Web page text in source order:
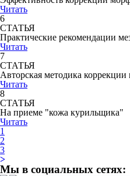
Читать
6
СТАТЬЯ
Практические рекомендации
Читать
7
СТАТЬЯ
Авторская методика
Читать
8
СТАТЬЯ
На приеме "кожа курильщика"
Читать
1
2
3
>
Мы в социальных сетях: